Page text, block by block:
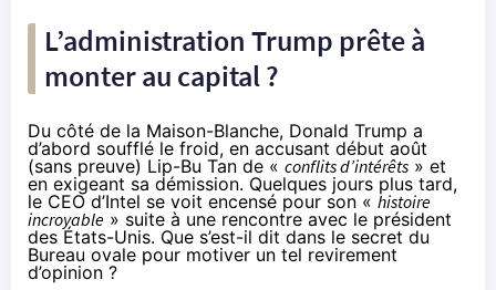
L’administration Trump prête à
monter au capital ?
Du côté de la Maison-Blanche, Donald Trump a
d’abord soufflé le froid, en accusant début août
(sans preuve) Lip-Bu Tan de « conflits d’intérêts » et
en exigeant sa démission. Quelques jours plus tard,
le CEO d’Intel se voit encensé pour son « histoire
incroyable » suite à une rencontre avec le président
des États-Unis. Que s’est-il dit dans le secret du
Bureau ovale pour motiver un tel revirement
d’opinion ?